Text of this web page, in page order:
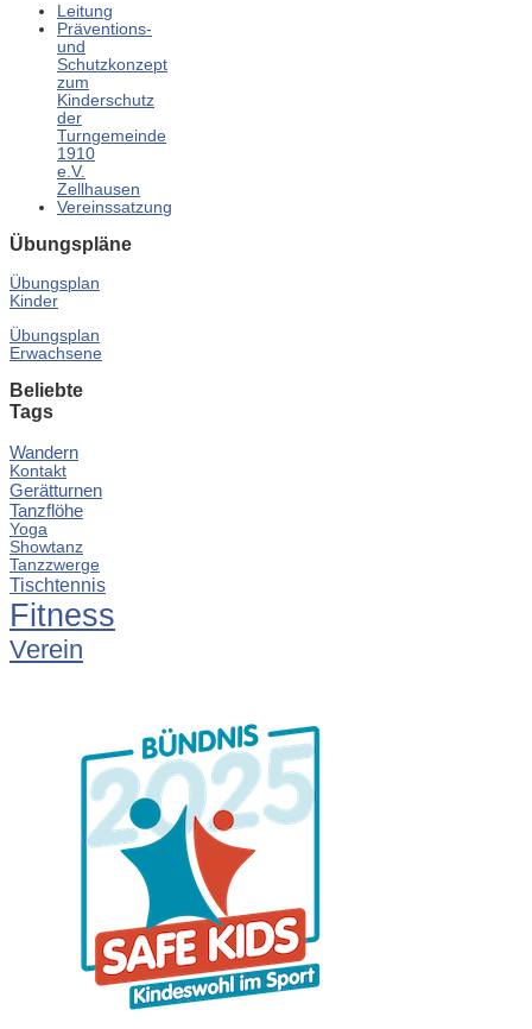
Leitung
Präventions-
und
Schutzkonzept
zum
Kinderschutz
der
Turngemeinde
1910
e.V.
Zellhausen
Vereinssatzung
Übungspläne
Übungsplan
Kinder
Übungsplan
Erwachsene
Beliebte
Tags
Wandern
Kontakt
Gerätturnen
Tanzflöhe
Yoga
Showtanz
Tanzzwerge
Tischtennis
Fitness
Verein